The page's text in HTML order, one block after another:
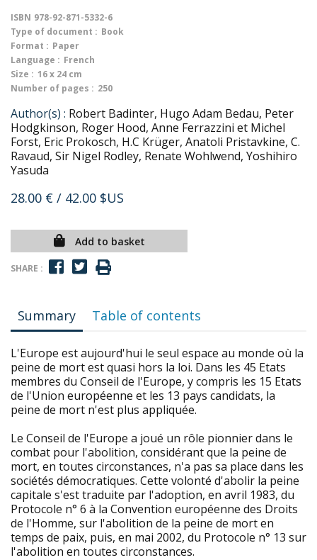
ISBN 978-92-871-5332-6
Type of document : Book
Format : Paper
Language : French
Size : 16 x 24 cm
Number of pages : 250
Author(s) : Robert Badinter, Hugo Adam Bedau, Peter
Hodgkinson, Roger Hood, Anne Ferrazzini et Michel
Forst, Eric Prokosch, H.C Krüger, Anatoli Pristavkine, C.
Ravaud, Sir Nigel Rodley, Renate Wohlwend, Yoshihiro
Yasuda
28.00 € / 42.00 $US
Add to basket
SHARE :
Summary Table of contents
L'Europe est aujourd'hui le seul espace au monde où la
peine de mort est quasi hors la loi. Dans les 45 Etats
membres du Conseil de l'Europe, y compris les 15 Etats
de l'Union européenne et les 13 pays candidats, la
peine de mort n'est plus appliquée.
Le Conseil de l'Europe a joué un rôle pionnier dans le
combat pour l'abolition, considérant que la peine de
mort, en toutes circonstances, n'a pas sa place dans les
sociétés démocratiques. Cette volonté d'abolir la peine
capitale s'est traduite par l'adoption, en avril 1983, du
Protocole n° 6 à la Convention européenne des Droits
de l'Homme, sur l'abolition de la peine de mort en
temps de paix, puis, en mai 2002, du Protocole n° 13 sur
l'abolition en toutes circonstances.